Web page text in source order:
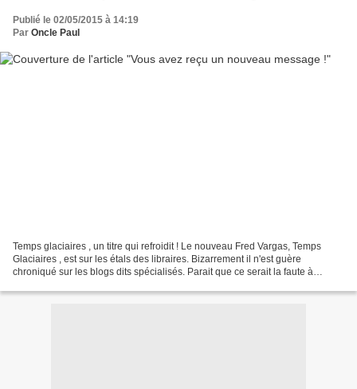
Publié le 02/05/2015 à 14:19
Par Oncle Paul
Temps glaciaires , un titre qui refroidit ! Le nouveau Fred Vargas, Temps
Glaciaires , est sur les étals des libraires. Bizarrement il n'est guère
chroniqué sur les blogs dits spécialisés. Parait que ce serait la faute à